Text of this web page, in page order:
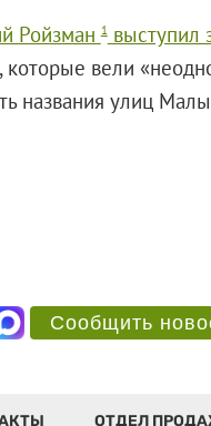
Ройзман1выступил
вели
названия улиц
Сообщить
ОТДЕЛ